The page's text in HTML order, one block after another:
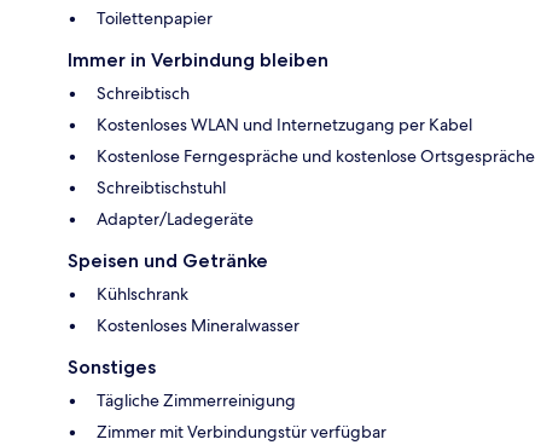
Toilettenpapier
Immer in Verbindung bleiben
Schreibtisch
Kostenloses WLAN und Internetzugang per Kabel
Kostenlose Ferngespräche und kostenlose Ortsgespräche
Schreibtischstuhl
Adapter/Ladegeräte
Speisen und Getränke
Kühlschrank
Kostenloses Mineralwasser
Sonstiges
Tägliche Zimmerreinigung
Zimmer mit Verbindungstür verfügbar